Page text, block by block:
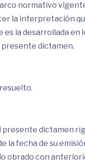
normativo
la interpretación
es la desarrollada en
dictamen.
presente dictamen
la fecha de su
obrado con